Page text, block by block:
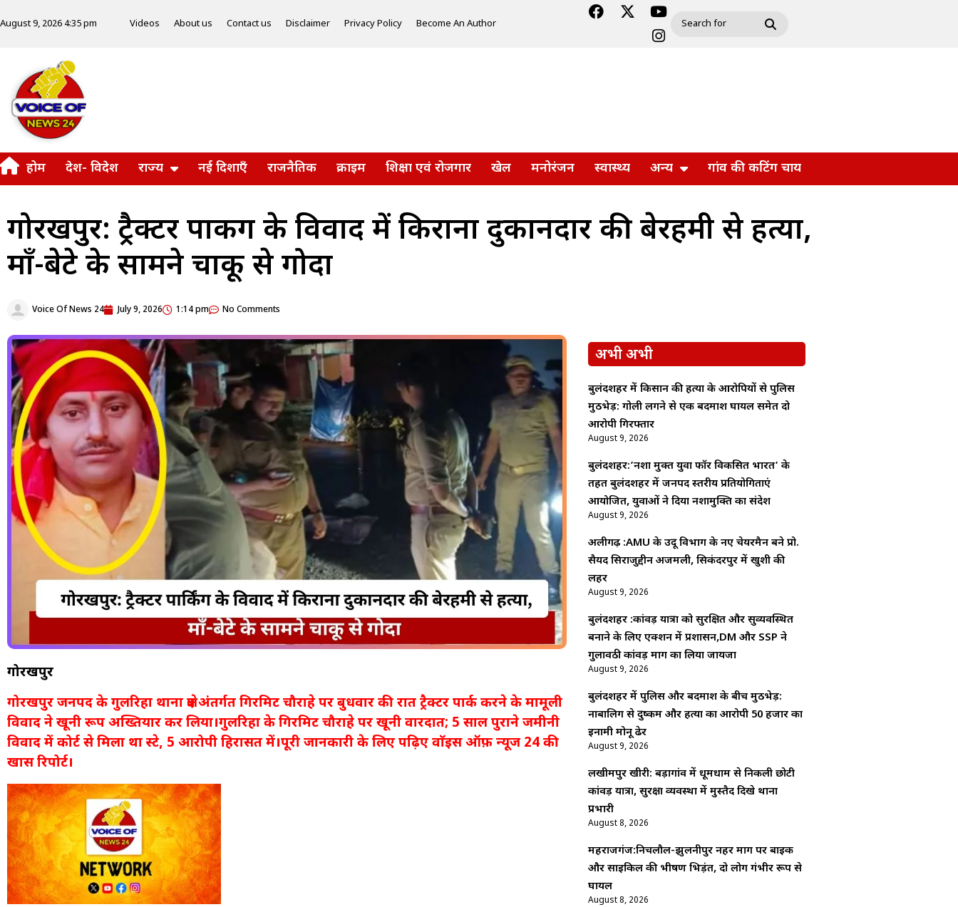
August 9, 2026 4:35 pm Videos About us Contact us Disclaimer Privacy Policy Become An Author
होम देश- विदेश राज्य नई दिशाएँ राजनैतिक क्राइम शिक्षा एवं रोजगार खेल मनोरंजन स्वास्थ्य अन्य गांव की कटिंग चाय
गोरखपुर: ट्रैक्टर पार्किंग के विवाद में किराना दुकानदार की बेरहमी से हत्या,
माँ-बेटे के सामने चाकू से गोदा
Voice Of News 24 July 9, 2026 1:14 pm No Comments
गोरखपुर
गोरखपुर जनपद के गुलरिहा थाना क्षेत्र अंतर्गत गिरमिट चौराहे पर बुधवार की रात ट्रैक्टर पार्क करने के मामूली
विवाद ने खूनी रूप अख्तियार कर लिया।गुलरिहा के गिरमिट चौराहे पर खूनी वारदात; 5 साल पुराने जमीनी
विवाद में कोर्ट से मिला था स्टे, 5 आरोपी हिरासत में।पूरी जानकारी के लिए पढ़िए वाॅइस ऑफ़ न्यूज 24 की
खास रिपोर्ट।
अभी अभी
बुलंदशहर में किसान की हत्या के आरोपियों से पुलिस
मुठभेड़: गोली लगने से एक बदमाश घायल समेत दो
आरोपी गिरफ्तार
August 9, 2026
बुलंदशहर:’नशा मुक्त युवा फॉर विकसित भारत’ के
तहत बुलंदशहर में जनपद स्तरीय प्रतियोगिताएं
आयोजित, युवाओं ने दिया नशामुक्ति का संदेश
August 9, 2026
अलीगढ़ :AMU के उर्दू विभाग के नए चेयरमैन बने प्रो.
सैयद सिराजुद्दीन अजमली, सिकंदरपुर में खुशी की
लहर
August 9, 2026
बुलंदशहर :कांवड़ यात्रा को सुरक्षित और सुव्यवस्थित
बनाने के लिए एक्शन में प्रशासन,DM और SSP ने
गुलावठी कांवड़ मार्ग का लिया जायजा
August 9, 2026
बुलंदशहर में पुलिस और बदमाश के बीच मुठभेड़:
नाबालिग से दुष्कर्म और हत्या का आरोपी 50 हजार का
इनामी मोनू ढेर
August 9, 2026
लखीमपुर खीरी: बड़ागांव में धूमधाम से निकली छोटी
कांवड़ यात्रा, सुरक्षा व्यवस्था में मुस्तैद दिखे थाना
प्रभारी
August 8, 2026
महराजगंज:निचलौल-झुलनीपुर नहर मार्ग पर बाइक
और साइकिल की भीषण भिड़ंत, दो लोग गंभीर रूप से
घायल
August 8, 2026